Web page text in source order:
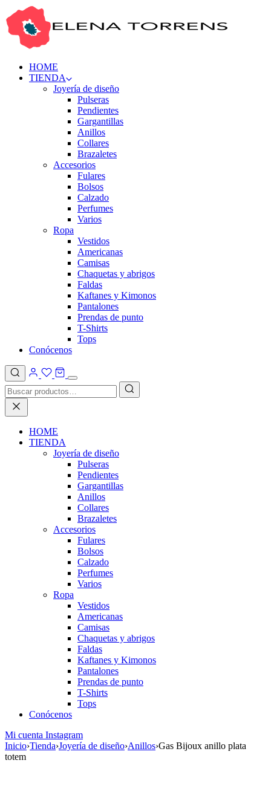
HOME
TIENDA
Joyería de diseño
Pulseras
Pendientes
Gargantillas
Anillos
Collares
Brazaletes
Accesorios
Fulares
Bolsos
Calzado
Perfumes
Varios
Ropa
Vestidos
Americanas
Camisas
Chaquetas y abrigos
Faldas
Kaftanes y Kimonos
Pantalones
Prendas de punto
T-Shirts
Tops
Conócenos
HOME
TIENDA
Joyería de diseño
Pulseras
Pendientes
Gargantillas
Anillos
Collares
Brazaletes
Accesorios
Fulares
Bolsos
Calzado
Perfumes
Varios
Ropa
Vestidos
Americanas
Camisas
Chaquetas y abrigos
Faldas
Kaftanes y Kimonos
Pantalones
Prendas de punto
T-Shirts
Tops
Conócenos
Mi cuenta Instagram
Inicio›Tienda›Joyería de diseño›Anillos›Gas Bijoux anillo plata
totem